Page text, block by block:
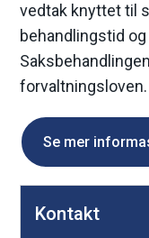
vedtak knyttet til
behandlingstid
forvaltningsloven.
Se mer
Kontakt